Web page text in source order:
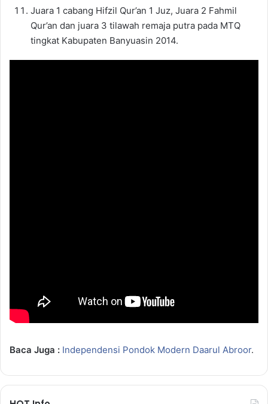
Juara 1 cabang Hifzil Qur’an 1 Juz, Juara 2 Fahmil
Qur’an dan juara 3 tilawah remaja putra pada MTQ
tingkat Kabupaten Banyuasin 2014.
Baca Juga : Independensi Pondok Modern Daarul Abroor.